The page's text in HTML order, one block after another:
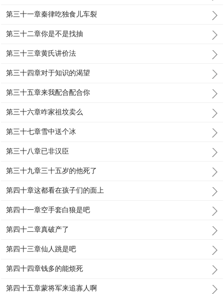
第三十一章秦律吃独食儿车裂
第三十二章你是不是找抽
第三十三章黄氏讲价法
第三十四章对于知识的渴望
第三十五章来我配合配合你
第三十六章咋家祖坟卖么
第三十七章雪中送个冰
第三十八章已非汉臣
第三十九章三十五岁的他死了
第四十章这都看在孩子们的面上
第四十一章空手套白狼是吧
第四十二章真破产了
第四十三章仙人跳是吧
第四十四章钱多的能烦死
第四十五章蒙将军来追寡人啊